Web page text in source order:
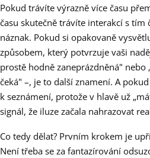
Pokud trávíte výrazně více času
času skutečně trávíte interakcí s
náznak. Pokud si opakovaně
způsobem, který potvrzuje vaši
prostě hodně zaneprázdněná" nebo
čeká" –, je to další znamení. A
k seznámení, protože v hlavě už
signál, že iluze začala nahrazovat
Co tedy dělat? Prvním krokem je
Není třeba se za fantazírování